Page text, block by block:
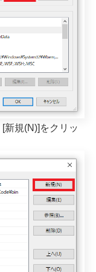
新規(N)]をクリッ